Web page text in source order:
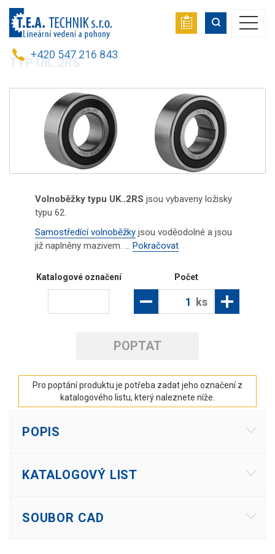
+420 547 216 843
TYP UK..2RS
Volnoběžky typu UK..2RS jsou vybaveny ložisky
typu 62.
Samostředící volnoběžkyjsou voděodolné a jsou
již naplněny mazivem. ... Pokračovat
Katalogové označení Počet
ks
POPTAT
Pro poptání produktu je potřeba zadat jeho označení z
katalogového listu, který naleznete níže.
POPIS
KATALOGOVÝ LIST
SOUBOR CAD